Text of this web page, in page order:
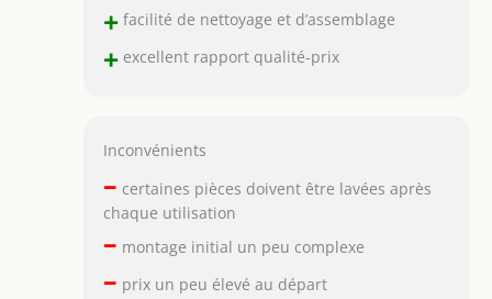
+facilité de nettoyage et d’assemblage
+excellent rapport qualité-prix
Inconvénients
– certaines pièces doivent être lavées après
chaque utilisation
– montage initial un peu complexe
– prix un peu élevé au départ